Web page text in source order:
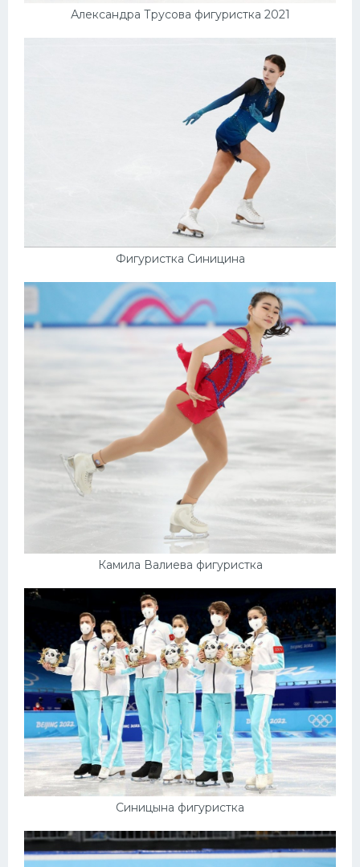
Александра Трусова фигуристка 2021
Фигуристка Синицина
Камила Валиева фигуристка
Синицына фигуристка